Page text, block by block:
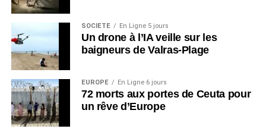
SOCIÉTÉ En Ligne 5 jours
Un drone à l’IA veille sur les
baigneurs de Valras-Plage
EUROPE En Ligne 6 jours
72 morts aux portes de Ceuta pour
un rêve d’Europe